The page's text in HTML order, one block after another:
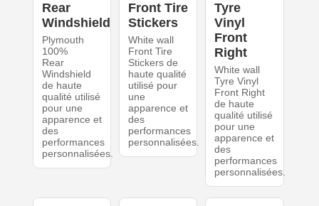
Rear
Windshield
Plymouth
100%
Rear
Windshield
de haute
qualité utilisé
pour une
apparence et
des
performances
personnalisées.
Front Tire
Stickers
White wall
Front Tire
Stickers de
haute qualité
utilisé pour
une
apparence et
des
performances
personnalisées.
Tyre
Vinyl
Front
Right
White wall
Tyre Vinyl
Front Right
de haute
qualité utilisé
pour une
apparence et
des
performances
personnalisées.